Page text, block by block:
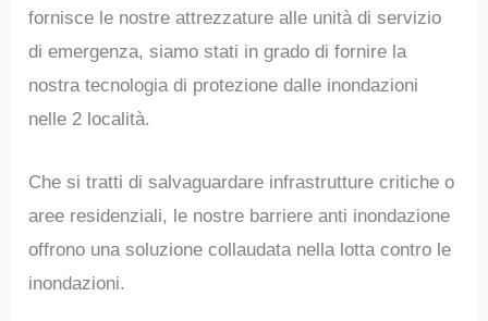
fornisce le nostre attrezzature alle unità di servizio
di emergenza, siamo stati in grado di fornire la
nostra tecnologia di protezione dalle inondazioni
nelle 2 località.
Che si tratti di salvaguardare infrastrutture critiche o
aree residenziali, le nostre barriere anti inondazione
offrono una soluzione collaudata nella lotta contro le
inondazioni.